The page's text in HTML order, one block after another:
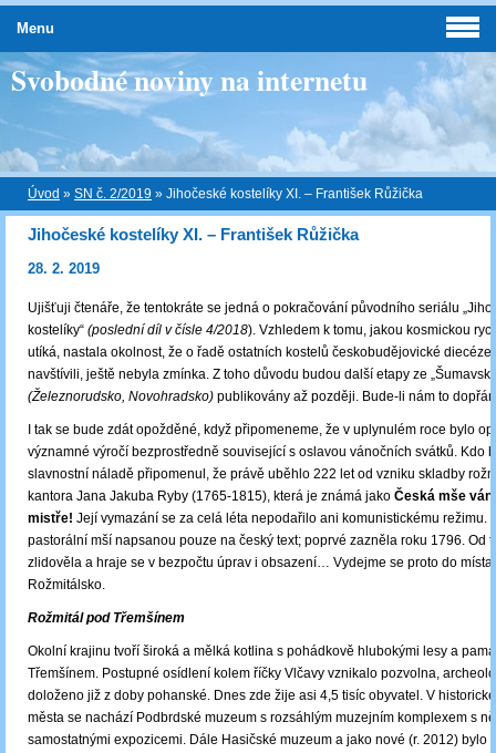
Svobodné noviny na internetu
Úvod » SN č. 2/2019 » Jihočeské kostelíky XI. – František Růžička
Jihočeské kostelíky XI. – František Růžička
28. 2. 2019
Ujišťuji čtenáře, že tentokráte se jedná o pokračování původního seriálu
kostelíky“ (poslední díl v čísle 4/2018). Vzhledem k tomu, jakou kosmickou
utíká, nastala okolnost, že o řadě ostatních kostelů českobudějovické
navštívili, ještě nebyla zmínka. Z toho důvodu budou další etapy ze
(Železnorudsko, Novohradsko) publikovány až později. Bude-li nám to
I tak se bude zdát opožděné, když připomeneme, že v uplynulém roce bylo
významné výročí bezprostředně související s oslavou vánočních svátků. Kdo
slavnostní náladě připomenul, že právě uběhlo 222 let od vzniku skladby
kantora Jana Jakuba Ryby (1765-1815), která je známá jako Česká mše
mistře! Její vymazání se za celá léta nepodařilo ani komunistickému režimu.
pastorální mší napsanou pouze na český text; poprvé zazněla roku 1796. Od
zlidověla a hraje se v bezpočtu úprav i obsazení… Vydejme se proto do místa
Rožmitálsko.
Rožmitál pod Třemšínem
Okolní krajinu tvoří široká a mělká kotlina s pohádkově hlubokými lesy a
Třemšínem. Postupné osídlení kolem říčky Vlčavy vznikalo pozvolna,
doloženo již z doby pohanské. Dnes zde žije asi 4,5 tisíc obyvatel. V
města se nachází Podbrdské muzeum s rozsáhlým muzejním komplexem s
samostatnými expozicemi. Dále Hasičské muzeum a jako nové (r. 2012) bylo
Menu